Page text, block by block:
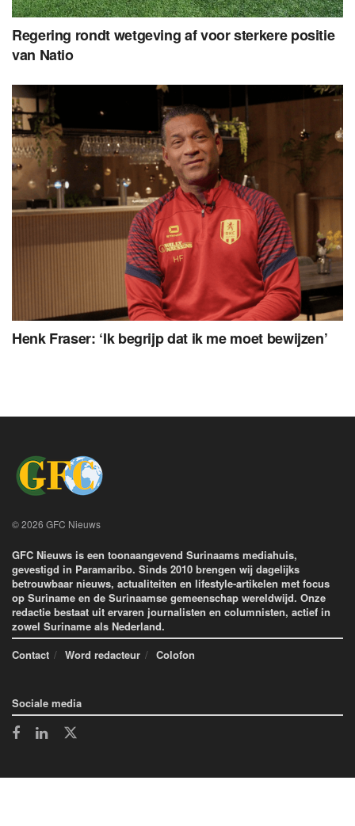
Regering rondt wetgeving af voor sterkere positie
van Natio
Henk Fraser: ‘Ik begrijp dat ik me moet bewijzen’
© 2026 GFC Nieuws
GFC Nieuws is een toonaangevend Surinaams mediahuis,
gevestigd in Paramaribo. Sinds 2010 brengen wij dagelijks
betrouwbaar nieuws, actualiteiten en lifestyle-artikelen met focus
op Suriname en de Surinaamse gemeenschap wereldwijd. Onze
redactie bestaat uit ervaren journalisten en columnisten, actief in
zowel Suriname als Nederland.
Contact
Word redacteur Colofon
Sociale media